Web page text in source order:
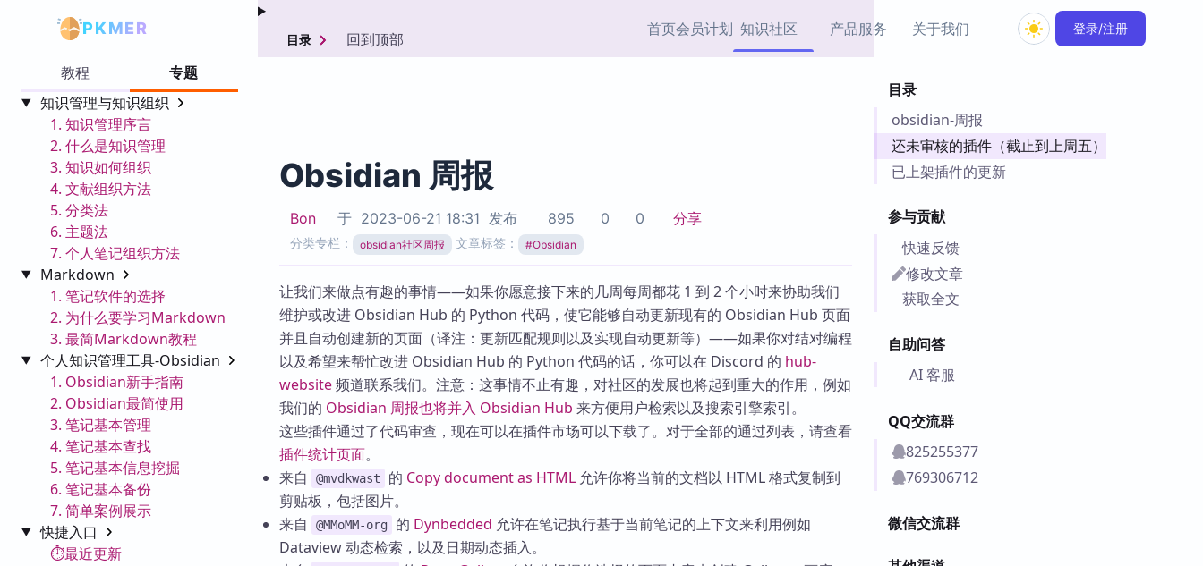
PKMER 首页会员计划 知识社区
Obsidian 专题
Obsidian 核心插件
Obsidian 社区插件
知识管理
产品服务
加速访问 Obsidian 官方
Zotero 插件
Zotero 插件资源与加速
服务
PKMer 出品的闪念笔记
挂件集市
各类挂件，丰富笔记页
ZK 卡实例库
Zettelkasten 实践示例
库
Obsidian 教程
基础用法、插件与外观
关于我们 登录/注册
教程
专题
知识管理与知识组织
1. 知识管理序言
2. 什么是知识管理
3. 知识如何组织
4. 文献组织方法
5. 分类法
6. 主题法
7. 个人笔记组织方法
Markdown
1. 笔记软件的选择
2. 为什么要学习Markdown
3. 最简Markdown教程
个人知识管理工具-Obsidian
1. Obsidian新手指南
2. Obsidian最简使用
3. 笔记基本管理
4. 笔记基本查找
5. 笔记基本信息挖掘
6. 笔记基本备份
7. 简单案例展示
快捷入口
⏱️最近更新
目录
obsidian-周报
还未审核的插件（截止到上周五）
已上架插件的更新
参与贡献
快速反馈
修改文章
获取全文
自助问答
AI 客服
QQ交流群
825255377
769306712
微信交流群
目录 回到顶部
Obsidian 周报
Bon 于 2023-06-21 18:31 发布 895 0 0 分享
分类专栏： obsidian社区周报 文章标签： #Obsidian
让我们来做点有趣的事情——如果你愿意接下来的几周每周都花 1 到 2 个小时来协助我们
维护或改进 Obsidian Hub 的 Python 代码，使它能够自动更新现有的 Obsidian Hub 页面
并且自动创建新的页面（译注：更新匹配规则以及实现自动更新等）——如果你对结对编程
以及希望来帮忙改进 Obsidian Hub 的 Python 代码的话，你可以在 Discord 的 hub-
website频道联系我们。注意：这事情不止有趣，对社区的发展也将起到重大的作用，例如
我们的 Obsidian 周报也将并入 Obsidian Hub 来方便用户检索以及搜索引擎索引。
这些插件通过了代码审查，现在可以在插件市场可以下载了。对于全部的通过列表，请查看
插件统计页面。
来自
@mvdkwast 的 Copy document as HTML允许你将当前的文档以 HTML 格式复制到
剪贴板，包括图片。
来自
@MMoMM-org 的 Dynbedded 允许在笔记执行基于当前笔记的上下文来利用例如
Dataview 动态检索，以及日期动态插入。